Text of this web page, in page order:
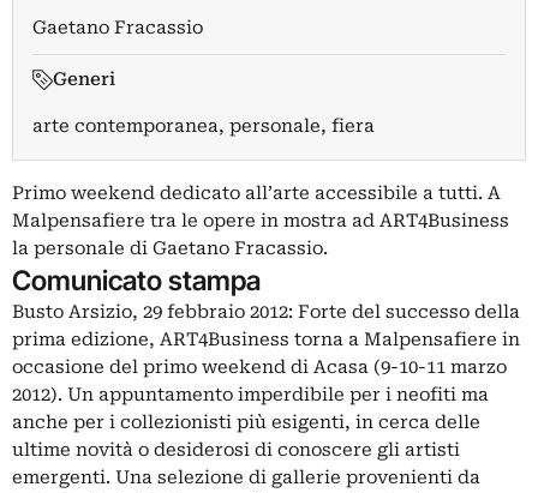
Gaetano Fracassio
Generi
arte contemporanea, personale, fiera
Primo weekend dedicato all’arte accessibile a tutti. A
Malpensafiere tra le opere in mostra ad ART4Business
la personale di Gaetano Fracassio.
Comunicato stampa
Busto Arsizio, 29 febbraio 2012: Forte del successo della
prima edizione, ART4Business torna a Malpensafiere in
occasione del primo weekend di Acasa (9-10-11 marzo
2012). Un appuntamento imperdibile per i neofiti ma
anche per i collezionisti più esigenti, in cerca delle
ultime novità o desiderosi di conoscere gli artisti
emergenti. Una selezione di gallerie provenienti da